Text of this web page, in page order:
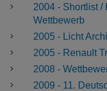
2004 - Shortlist /
Wettbewerb
2005 - Licht
2005 - Renault
2008 -
2009 - 11.